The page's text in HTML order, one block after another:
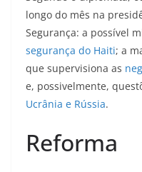
longo do mês na
Segurança: a possível
segurança do Haiti; a
que supervisiona as
e, possivelmente,
Ucrânia e Rússia.
Reforma